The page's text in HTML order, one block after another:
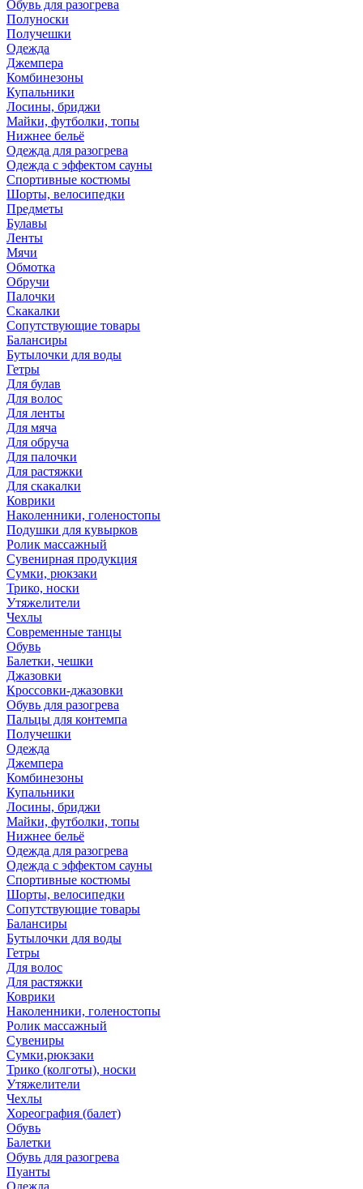
Обувь для разогрева
Полуноски
Получешки
Одежда
Джемпера
Комбинезоны
Купальники
Лосины, бриджи
Майки, футболки, топы
Нижнее бельё
Одежда для разогрева
Одежда с эффектом сауны
Спортивные костюмы
Шорты, велосипедки
Предметы
Булавы
Ленты
Мячи
Обмотка
Обручи
Палочки
Скакалки
Сопутствующие товары
Балансиры
Бутылочки для воды
Гетры
Для булав
Для волос
Для ленты
Для мяча
Для обруча
Для палочки
Для растяжки
Для скакалки
Коврики
Наколенники, голеностопы
Подушки для кувырков
Ролик массажный
Сувенирная продукция
Сумки, рюкзаки
Трико, носки
Утяжелители
Чехлы
Современные танцы
Обувь
Балетки, чешки
Джазовки
Кроссовки-джазовки
Обувь для разогрева
Пальцы для контемпа
Получешки
Одежда
Джемпера
Комбинезоны
Купальники
Лосины, бриджи
Майки, футболки, топы
Нижнее бельё
Одежда для разогрева
Одежда с эффектом сауны
Спортивные костюмы
Шорты, велосипедки
Сопутствующие товары
Балансиры
Бутылочки для воды
Гетры
Для волос
Для растяжки
Коврики
Наколенники, голеностопы
Ролик массажный
Сувениры
Сумки,рюкзаки
Трико (колготы), носки
Утяжелители
Чехлы
Хореография (балет)
Обувь
Балетки
Обувь для разогрева
Пуанты
Одежда